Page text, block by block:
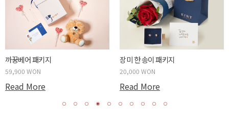
까꿍베어 패키지
59,900 WON
Read More
장미 한 송이 패키지
20,000 WON
Read More